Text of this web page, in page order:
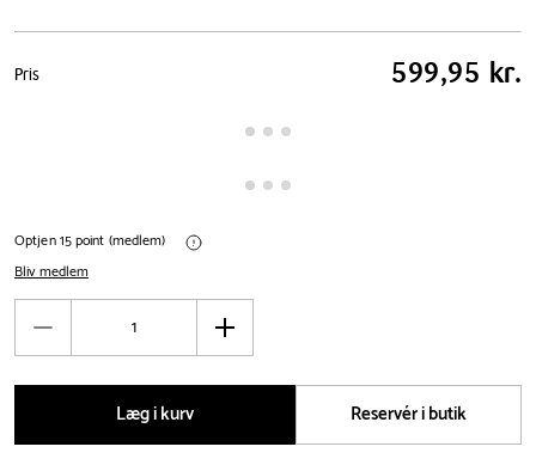
Pris
tabel
Pris 599,95 kr.
Optjen 15 point (medlem)
Bliv medlem
Antal
Øg
Læg i kurv
Reservér i butik